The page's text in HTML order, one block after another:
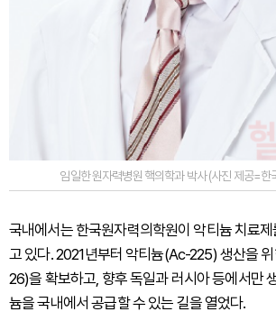
임일한 원자력병원 핵의학과 박사 (사진 제공=한
국내에서는 한국원자력의학원이 악티늄 치료제
고 있다. 2021년부터 악티늄(Ac-225) 생산을
26)을 확보하고, 향후 독일과 러시아 등에서만
늄을 국내에서 공급할 수 있는 길을 열었다.